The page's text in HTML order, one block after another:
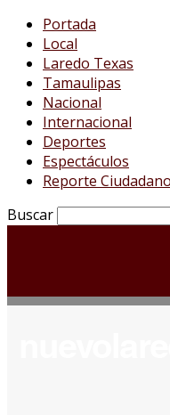
Portada
Local
Laredo Texas
Tamaulipas
Nacional
Internacional
Deportes
Espectáculos
Reporte Ciudadano
Buscar